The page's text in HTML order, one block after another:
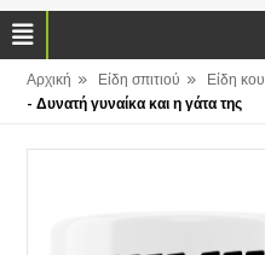
Αρχική » Είδη σπιτιού » Είδη
- Δυνατή γυναίκα και η γάτα της